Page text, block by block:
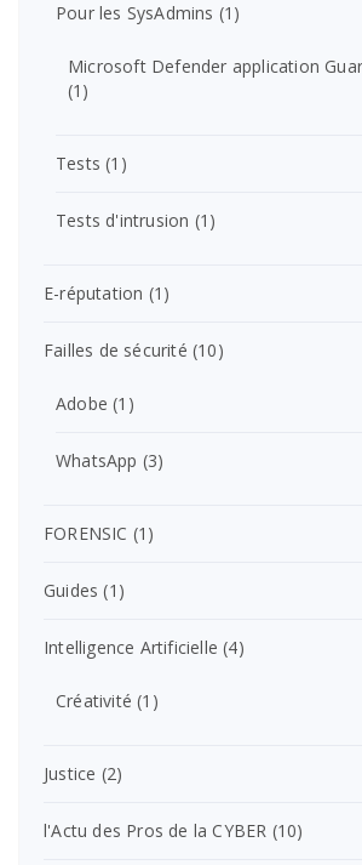
Pour les SysAdmins (1)
Microsoft Defender application
(1)
Tests (1)
Tests d'intrusion (1)
E-réputation (1)
Failles de sécurité (10)
Adobe (1)
WhatsApp (3)
FORENSIC (1)
Guides (1)
Intelligence Artificielle (4)
Créativité (1)
Justice (2)
l'Actu des Pros de la CYBER (10)